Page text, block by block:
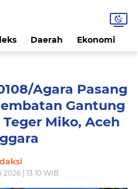
Daerah Ekonomi
Agara Pasang
Gantung
Miko, Aceh
| 13.10 WIB